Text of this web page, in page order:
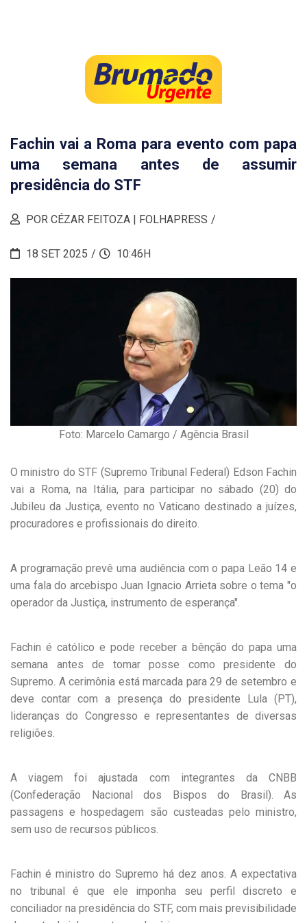
Fachin vai a Roma para evento com papa
uma semana antes de assumir
presidência do STF
POR CÉZAR FEITOZA | FOLHAPRESS
18 SET 2025 10:46H
Foto: Marcelo Camargo / Agência Brasil
O ministro do STF (Supremo Tribunal Federal) Edson Fachin
vai a Roma, na Itália, para participar no sábado (20) do
Jubileu da Justiça, evento no Vaticano destinado a juízes,
procuradores e profissionais do direito.
A programação prevê uma audiência com o papa Leão 14 e
uma fala do arcebispo Juan Ignacio Arrieta sobre o tema "o
operador da Justiça, instrumento de esperança".
Fachin é católico e pode receber a bênção do papa uma
semana antes de tomar posse como presidente do
Supremo. A cerimônia está marcada para 29 de setembro e
deve contar com a presença do presidente Lula (PT),
lideranças do Congresso e representantes de diversas
religiões.
A viagem foi ajustada com integrantes da CNBB
(Confederação Nacional dos Bispos do Brasil). As
passagens e hospedagem são custeadas pelo ministro,
sem uso de recursos públicos.
Fachin é ministro do Supremo há dez anos. A expectativa
no tribunal é que ele imponha seu perfil discreto e
conciliador na presidência do STF, com mais previsibilidade